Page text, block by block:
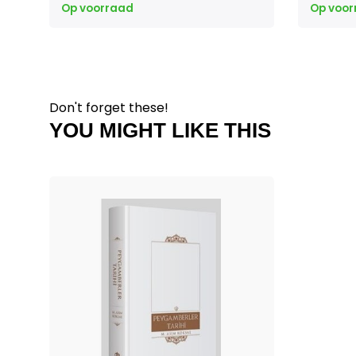
Op voorraad Op
Don't forget these!
YOU MIGHT LIKE THIS